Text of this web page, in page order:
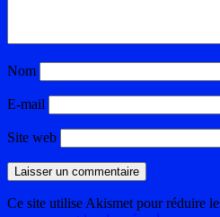
Nom
E-mail
Site web
Ce site utilise Akismet pour réduire